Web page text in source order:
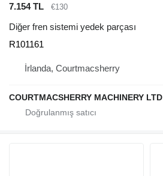
7.154 TL €130
Diğer fren sistemi yedek parçası
R101161
İrlanda, Courtmacsherry
COURTMACSHERRY MACHINERY LTD